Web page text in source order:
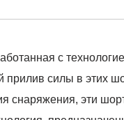
с
прилив силы в этих
снаряжения, эти